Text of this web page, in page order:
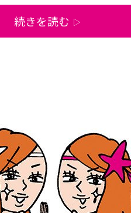
続きを読む ▷